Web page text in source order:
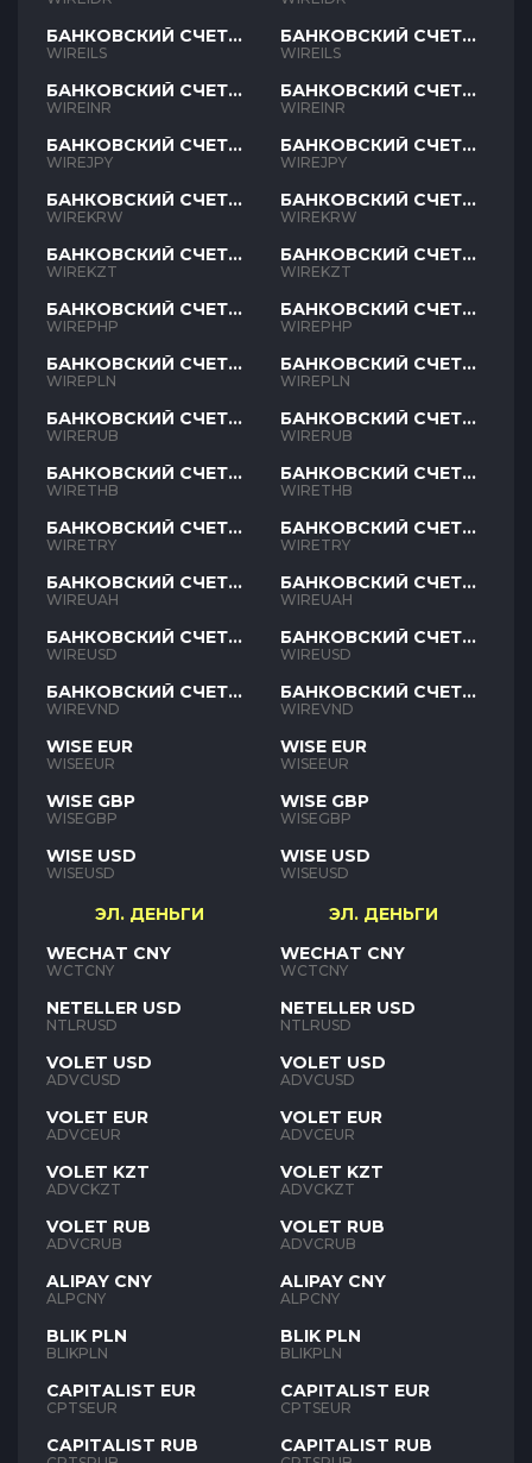
БАНКОВСКИЙ СЧЕТ
ILS
WIREILS
БАНКОВСКИЙ СЧЕТ
INR
WIREINR
БАНКОВСКИЙ СЧЕТ
JPY
WIREJPY
БАНКОВСКИЙ СЧЕТ
KRW
WIREKRW
БАНКОВСКИЙ СЧЕТ
KZT
WIREKZT
БАНКОВСКИЙ СЧЕТ
PHP
WIREPHP
БАНКОВСКИЙ СЧЕТ
PLN
WIREPLN
БАНКОВСКИЙ СЧЕТ
RUB
WIRERUB
БАНКОВСКИЙ СЧЕТ
THB
WIRETHB
БАНКОВСКИЙ СЧЕТ
TRY
WIRETRY
БАНКОВСКИЙ СЧЕТ
UAH
WIREUAH
БАНКОВСКИЙ СЧЕТ
USD
WIREUSD
БАНКОВСКИЙ СЧЕТ
VND
WIREVND
WISE EUR
WISEEUR
WISE GBP
WISEGBP
WISE USD
WISEUSD
ЭЛ. ДЕНЬГИ
WECHAT CNY
WCTCNY
NETELLER USD
NTLRUSD
VOLET USD
ADVCUSD
VOLET EUR
ADVCEUR
VOLET KZT
ADVCKZT
VOLET RUB
ADVCRUB
ALIPAY CNY
ALPCNY
BLIK PLN
BLIKPLN
CAPITALIST EUR
CPTSEUR
CAPITALIST RUB
БАНКОВСКИЙ СЧЕТ
ILS
WIREILS
БАНКОВСКИЙ СЧЕТ
INR
WIREINR
БАНКОВСКИЙ СЧЕТ
JPY
WIREJPY
БАНКОВСКИЙ СЧЕТ
KRW
WIREKRW
БАНКОВСКИЙ СЧЕТ
KZT
WIREKZT
БАНКОВСКИЙ СЧЕТ
PHP
WIREPHP
БАНКОВСКИЙ СЧЕТ
PLN
WIREPLN
БАНКОВСКИЙ СЧЕТ
RUB
WIRERUB
БАНКОВСКИЙ СЧЕТ
THB
WIRETHB
БАНКОВСКИЙ СЧЕТ
TRY
WIRETRY
БАНКОВСКИЙ СЧЕТ
UAH
WIREUAH
БАНКОВСКИЙ СЧЕТ
USD
WIREUSD
БАНКОВСКИЙ СЧЕТ
VND
WIREVND
WISE EUR
WISEEUR
WISE GBP
WISEGBP
WISE USD
WISEUSD
ЭЛ. ДЕНЬГИ
WECHAT CNY
WCTCNY
NETELLER USD
NTLRUSD
VOLET USD
ADVCUSD
VOLET EUR
ADVCEUR
VOLET KZT
ADVCKZT
VOLET RUB
ADVCRUB
ALIPAY CNY
ALPCNY
BLIK PLN
BLIKPLN
CAPITALIST EUR
CPTSEUR
CAPITALIST RUB